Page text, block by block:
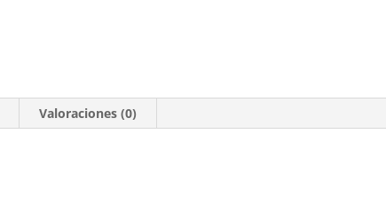
Valoraciones (0)